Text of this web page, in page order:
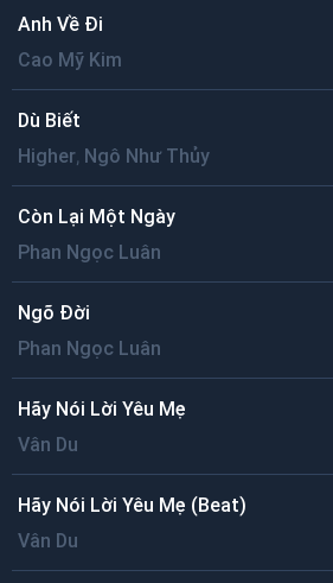
Anh Về Đi
Cao Mỹ Kim
Dù Biết
Higher, Ngô Như Thủy
Còn Lại Một Ngày
Phan Ngọc Luân
Ngõ Đời
Phan Ngọc Luân
Hãy Nói Lời Yêu Mẹ
Vân Du
Hãy Nói Lời Yêu Mẹ (Beat)
Vân Du